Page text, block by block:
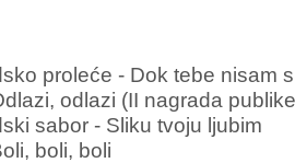
proleće - Dok tebe nisam
odlazi (II nagrada
sabor - Sliku tvoju ljubim
boli, boli